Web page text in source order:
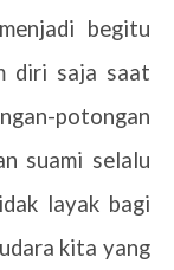
begitu
diri saja saat
potongan
suami selalu
layak bagi
kita yang